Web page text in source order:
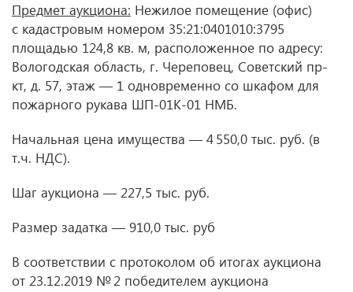
Предмет аукциона: Нежилое помещение (офис)
с кадастровым номером 35:21:0401010:3795
площадью 124,8 кв. м, расположенное по адресу:
Вологодская область, г. Череповец, Советский пр-
кт, д. 57, этаж — 1 одновременно со шкафом для
пожарного рукава ШП-01К-01 НМБ.
Начальная цена имущества — 4 550,0 тыс. руб. (в
т.ч. НДС).
Шаг аукциона — 227,5 тыс. руб.
Размер задатка — 910,0 тыс. руб
В соответствии с протоколом об итогах аукциона
от 23.12.2019 № 2 победителем аукциона